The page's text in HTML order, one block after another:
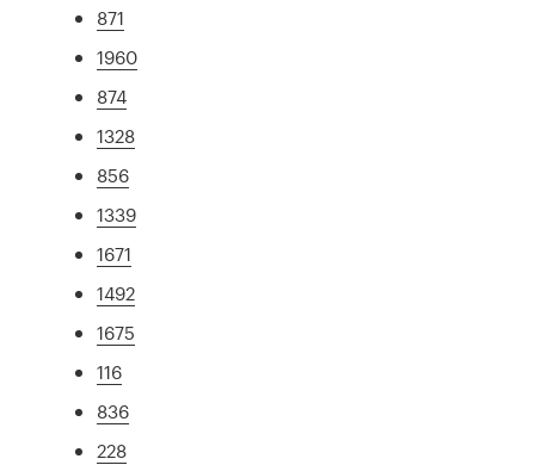
871
1960
874
1328
856
1339
1671
1492
1675
116
836
228